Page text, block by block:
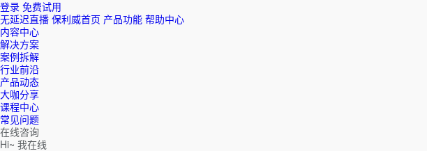
登录 免费试用
无延迟直播 保利威首页 产品功能 帮助中心
内容中心
解决方案
案例拆解
行业前沿
产品动态
大咖分享
课程中心
常见问题
在线咨询
Hi~ 我在线